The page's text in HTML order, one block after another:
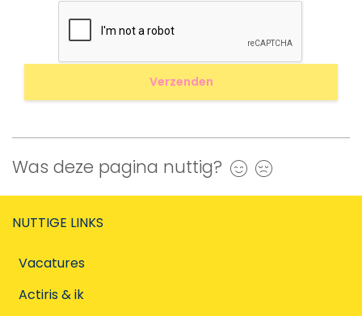
Was deze pagina nuttig? Ja
NUTTIGE LINKS
Vacatures
Actiris & ik